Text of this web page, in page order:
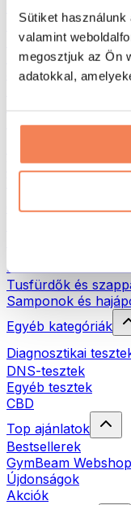
Sütiket
valamint
megosztjuk az Ön
adatokkal,
Futás
Küzdősportok
Kerékpározás
Jóga és pilates
Úszás
Túrázás
Vörösfény-terápia
Öko háztartás
Natúrkozmetikumok
Tusfürdők és
Samponok és
Egyéb kategóriák
Diagnosztikai
DNS-tesztek
Egyéb tesztek
CBD
Top ajánlatok
Bestsellerek
GymBeam Webshop
Újdonságok
Akciók